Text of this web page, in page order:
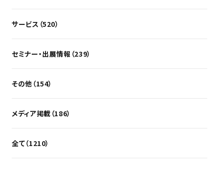
サービス（520）
セミナー・出展情報（239）
その他（154）
メディア掲載（186）
全て（1210）